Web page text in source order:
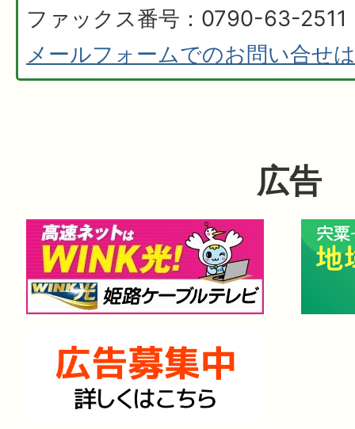
ファックス番号：0790-63-2511
メールフォームでのお問い合せ
広告